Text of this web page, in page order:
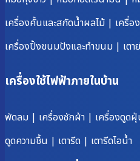
เครื่องคั้นและสกัดน้ำผลไม้ | เครื่อ
เครื่องปิ้งขนมปังและทำขนม | เตา
เครื่องใช้ไฟฟ้าภายในบ้าน
พัดลม | เครื่องซักผ้า | เครื่องดูด
ดูดความชื้น | เตารีด | เตารีดไอน้ำ